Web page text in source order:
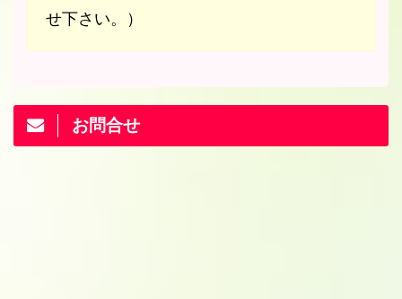
せ下さい。）
お問合せ